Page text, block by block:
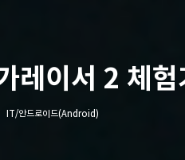
레이서 2 체험
IT/안드로이드(Android)